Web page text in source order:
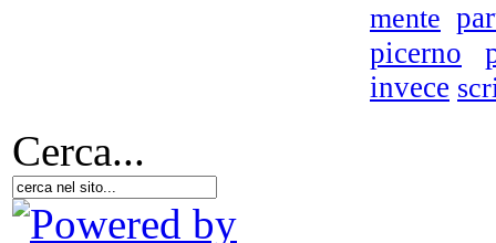
mente
picerno
invece
Cerca...